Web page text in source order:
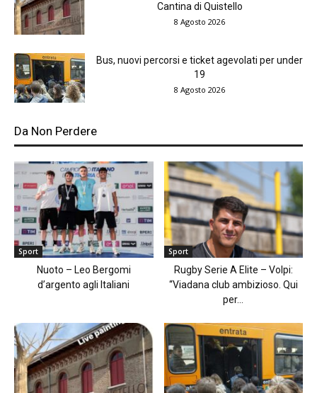
Cantina di Quistello
8 Agosto 2026
Bus, nuovi percorsi e ticket agevolati per under
19
8 Agosto 2026
Da Non Perdere
Sport
Nuoto – Leo Bergomi
d’argento agli Italiani
Sport
Rugby Serie A Elite – Volpi:
“Viadana club ambizioso. Qui
per...